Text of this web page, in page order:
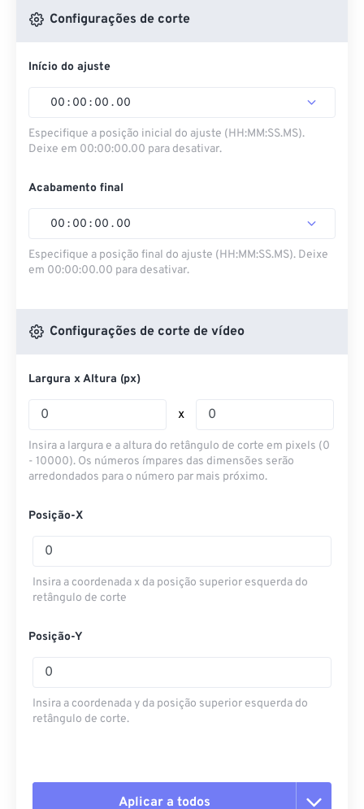
Configurações de corte
Início do ajuste
00 : 00 : 00 . 00
Especifique a posição inicial do ajuste (HH:MM:SS.MS).
Deixe em 00:00:00.00 para desativar.
Acabamento final
00 : 00 : 00 . 00
Especifique a posição final do ajuste (HH:MM:SS.MS). Deixe
em 00:00:00.00 para desativar.
Configurações de corte de vídeo
Largura x Altura (px)
x
Insira a largura e a altura do retângulo de corte em pixels (0
- 10000). Os números ímpares das dimensões serão
arredondados para o número par mais próximo.
Posição-X
Insira a coordenada x da posição superior esquerda do
retângulo de corte
Posição-Y
Insira a coordenada y da posição superior esquerda do
retângulo de corte.
Aplicar a todos